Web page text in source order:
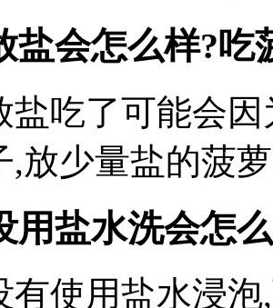
盐会怎么样?吃
盐吃了可能会
,放少量盐的菠
用盐水洗会怎
有使用盐水浸